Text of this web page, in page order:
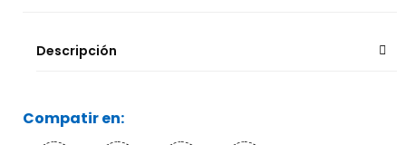
Descripción
Compatir en: